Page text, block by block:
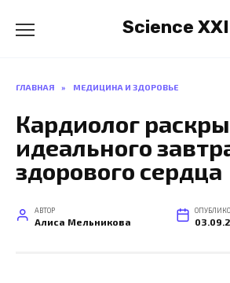
содержанию
Science XXI
ГЛАВНАЯ » МЕДИЦИНА И ЗДОРОВЬЕ
Кардиолог
идеального
здорового сердца
АВТОР
Алиса Мельникова